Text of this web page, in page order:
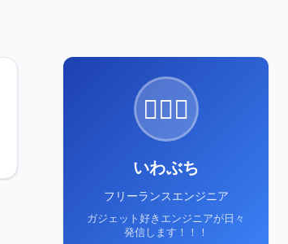
🙋🏻‍♂️
いわぶち
フリーランスエンジニア
ガジェット好きエンジニアが日々
発信します！！！